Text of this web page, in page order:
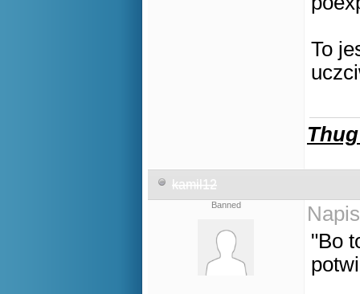
To
kamil12
Banned
"Bo